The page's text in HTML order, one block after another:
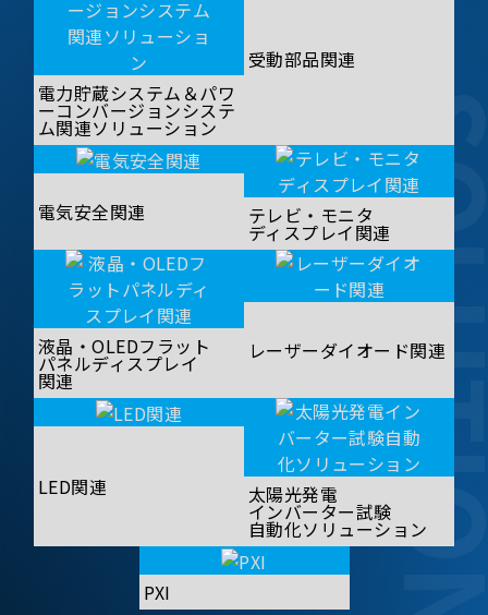
電力貯蔵システム＆パワ
ーコンバージョンシステ
ム関連ソリューション
受動部品関連
電気安全関連 テレビ・モニタ
ディスプレイ関連
液晶・OLEDフラット
パネルディスプレイ
関連
レーザーダイオード関連
LED関連 太陽光発電
インバーター試験
自動化ソリューション
PXI